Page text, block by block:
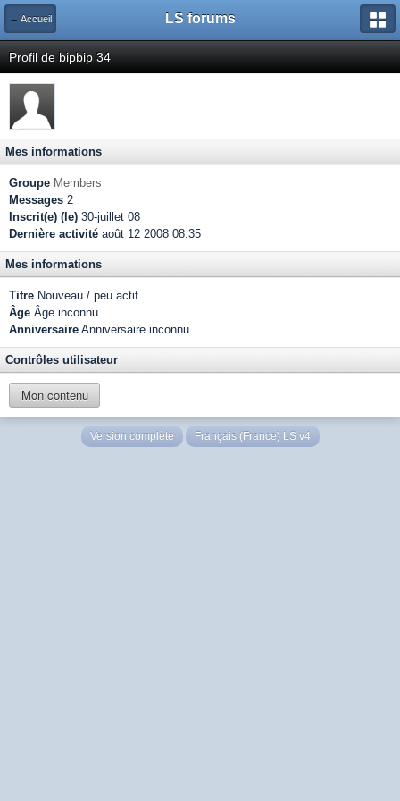
← Accueil LS forums
Profil de bipbip 34
Mes informations
Groupe Members
Messages 2
Inscrit(e) (le) 30-juillet 08
Dernière activité août 12 2008 08:35
Mes informations
Titre Nouveau / peu actif
Âge Âge inconnu
Anniversaire Anniversaire inconnu
Contrôles utilisateur
Mon contenu
Version complète Français (France) LS v4